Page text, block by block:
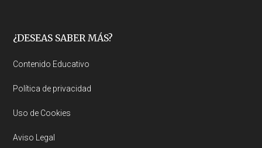
Footer
¿DESEAS SABER MÁS?
Contenido Educativo
Política de privacidad
Uso de Cookies
Aviso Legal